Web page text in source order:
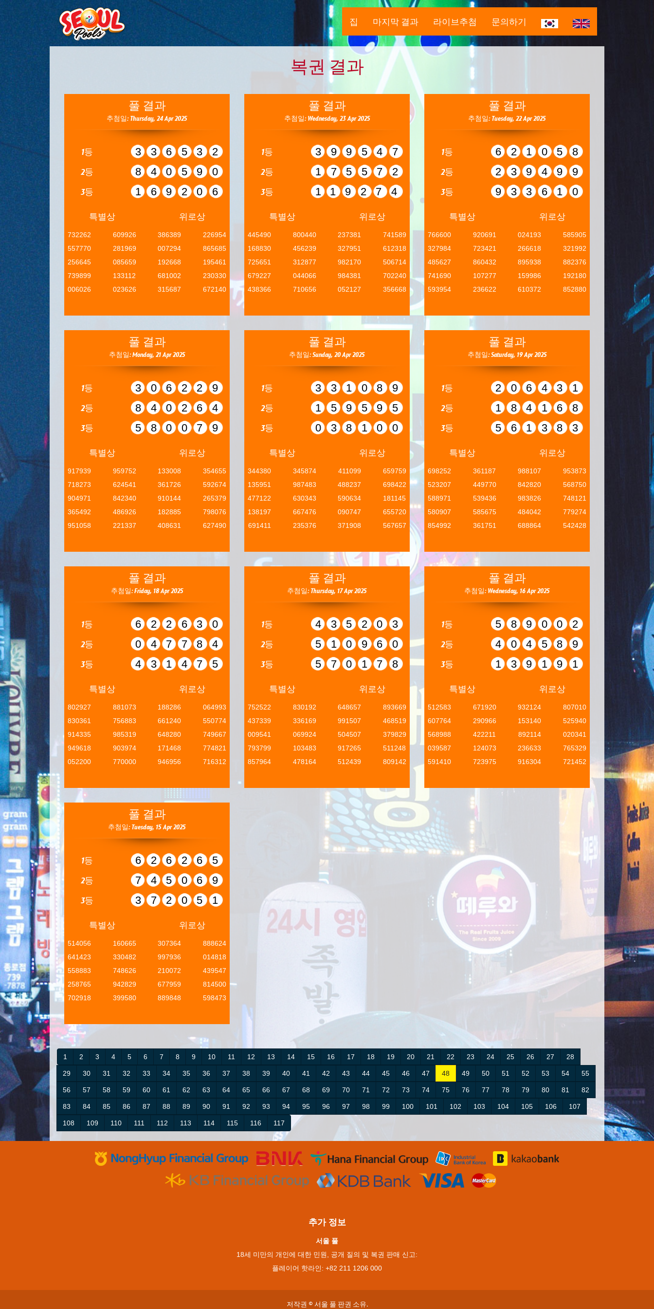
집 마지막 결과 라이브추첨 문의하기
복권 결과
풀 결과
추첨일: Thursday, 24 Apr 2025
1등 336532
2등 840590
3등 169206
특별상
732262
557770
256645
739899
006026
609926
281969
085659
133112
023626
위로상
386389
007294
192668
681002
315687
226954
865685
195461
230330
672140
풀 결과
추첨일: Wednesday, 23 Apr 2025
1등 399547
2등 175572
3등 119274
특별상
445490
168830
725651
679227
438366
800440
456239
312877
044066
710656
위로상
237381
327951
982170
984381
052127
741589
612318
506714
702240
356668
풀 결과
추첨일: Tuesday, 22 Apr 2025
1등 621058
2등 239499
3등 933610
특별상
766600
327984
485627
741690
593954
920691
723421
860432
107277
236622
위로상
024193
266618
895938
159986
610372
585905
321992
882376
192180
852880
풀 결과
추첨일: Monday, 21 Apr 2025
1등 306229
2등 840264
3등 580079
특별상
917939
718273
904971
365492
951058
959752
624541
842340
486926
221337
위로상
133008
361726
910144
182885
408631
354655
592674
265379
798076
627490
풀 결과
추첨일: Sunday, 20 Apr 2025
1등 331089
2등 159595
3등 038100
특별상
344380
135951
477122
138197
691411
345874
987483
630343
667476
235376
위로상
411099
488237
590634
090747
371908
659759
698422
181145
655720
567657
풀 결과
추첨일: Saturday, 19 Apr 2025
1등 206431
2등 184168
3등 561383
특별상
698252
523207
588971
580907
854992
361187
449770
539436
585675
361751
위로상
988107
842820
983826
484042
688864
953873
568750
748121
779274
542428
풀 결과
추첨일: Friday, 18 Apr 2025
1등 622630
2등 047784
3등 431475
특별상
802927
830361
914335
949618
052200
881073
756883
985319
903974
770000
위로상
188286
661240
648280
171468
946956
064993
550774
749667
774821
716312
풀 결과
추첨일: Thursday, 17 Apr 2025
1등 435203
2등 510960
3등 570178
특별상
752522
437339
009541
793799
857964
830192
336169
069924
103483
478164
위로상
648657
991507
504507
917265
512439
893669
468519
379829
511248
809142
풀 결과
추첨일: Wednesday, 16 Apr 2025
1등 589002
2등 404589
3등 139191
특별상
512583
607764
568988
039587
591410
671920
290966
422211
124073
723975
위로상
932124
153140
892114
236633
916304
807010
525940
020341
765329
721452
풀 결과
추첨일: Tuesday, 15 Apr 2025
1등 626265
2등 745069
3등 372051
특별상
514056
641423
558883
258765
702918
160665
330482
748626
942829
399580
위로상
307364
997936
210072
677959
889848
888624
014818
439547
814500
598473
1 2 3 4 5 6 7 8 9 10 11 12 13 14 15 16 17 18 19 20 21 22 23 24 25 26 27 28
29 30 31 32 33 34 35 36 37 38 39 40 41 42 43 44 45 46 47 48 49 50 51 52 53 54 55
56 57 58 59 60 61 62 63 64 65 66 67 68 69 70 71 72 73 74 75 76 77 78 79 80 81 82
83 84 85 86 87 88 89 90 91 92 93 94 95 96 97 98 99 100 101 102 103 104 105 106 107
108 109 110 111 112 113 114 115 116 117
추가 정보
서울 풀
18세 미만의 개인에 대한 민원, 공개 질의 및 복권 판매 신고:
플레이어 핫라인: +82 211 1206 000
저작권 © 서울 풀 판권 소유.